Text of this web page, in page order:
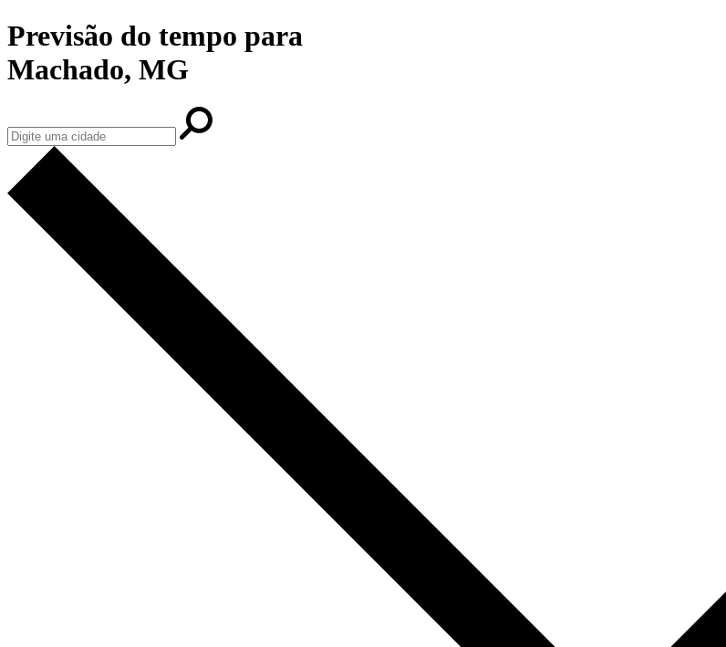
Previsão do tempo para
Machado, MG